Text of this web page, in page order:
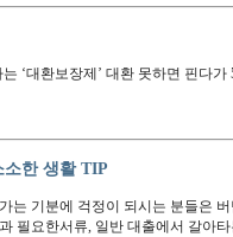
대환보장제’ 대환 못하면 핀다가
소한 생활 TIP
기분에 걱정이 되시는 분들은
필요한서류, 일반 대출에서 갈아